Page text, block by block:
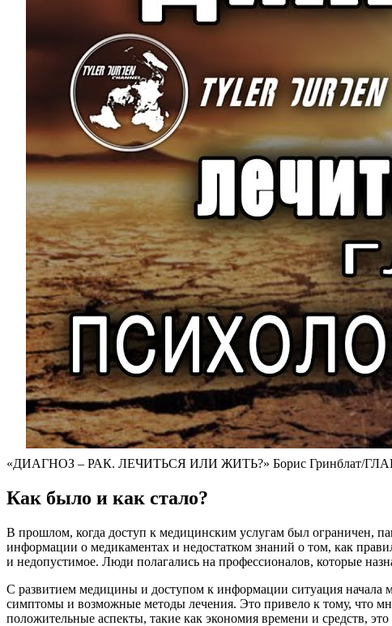
«ДИАГНОЗ – РАК. ЛЕЧИТЬСЯ ИЛИ ЖИТЬ?» Борис Гринблат/
Как было и как стало?
В прошлом, когда доступ к медицинским услугам был ограничен,
информации о медикаментах и недостатком знаний о том, как
и недопустимое. Люди полагались на профессионалов, которые
С развитием медицины и доступом к информации ситуация начала
симптомы и возможные методы лечения. Это привело к тому, что
положительные аспекты, такие как экономия времени и средств,